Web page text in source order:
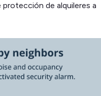
de alquileres a